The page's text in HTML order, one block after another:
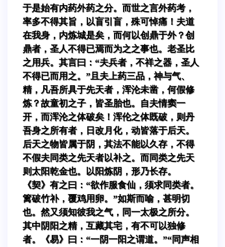
于是始有内药外药之分。而世之言外药考，
率多不得其旨，以盲引盲，殊可悼痛！夫道
在我身，内炼城是矣，而何以创鼎于外？创
鼎者，圣人不得已焉而为之之事也。老圣比
之用兵。其言曰：“夫兵者，不祥之器，圣人
不得已而用之。”且夫上药三品，神与气、
精，凡吾所具于先天者，浑沦未凿，何假修
炼？故童初之子，皆圣胎也。自夫情窦一
开，而浑沦之体破矣！浑伦之体既破，则丹
吾身之所有者，日改月化，动皆落于后天。
后天之物皆属于阴，其法不能以久存，不得
不假夫同类之先天者以补之。而同类之先天
则太阳乾金也。以阳炼阴，形乃长存。
《契》有之曰：“欲作服食仙，须求同类者。
篱破竹补，覆鸡用卵。”如斯而喻，甚明切
也。然又须知彼我之气，同一太极之所分。
其中阴阳之精，互藏其宅，有不可以独修
者。《易》曰：“一阴一阳之谓道。”“同声相